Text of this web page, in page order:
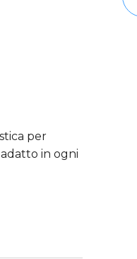
per
in ogni